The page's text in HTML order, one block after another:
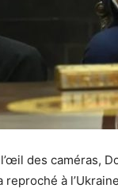
des caméras,
à